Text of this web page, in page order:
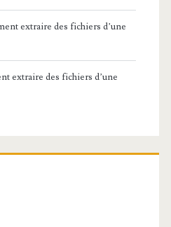
extraire des fichiers d’une
extraire des fichiers d’une